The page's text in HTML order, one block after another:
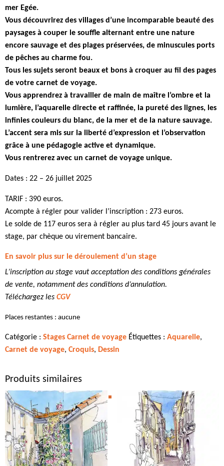
mer Egée.
Vous découvrirez des villages d’une incomparable beauté des
paysages à couper le souffle alternant entre une nature
encore sauvage et des plages préservées, de minuscules ports
de pêches au charme fou.
Tous les sujets seront beaux et bons à croquer au fil des pages
de votre carnet de voyage.
Vous apprendrez à travailler de main de maître l’ombre et la
lumière, l’aquarelle directe et raffinée, la pureté des lignes, les
infinies couleurs du blanc, de la mer et de la nature sauvage.
L’accent sera mis sur la liberté d’expression et l’observation
grâce à une pédagogie active et dynamique.
Vous rentrerez avec un carnet de voyage unique.
Dates : 22 – 26 juillet 2025
TARIF : 390 euros.
Acompte à régler pour valider l’inscription : 273 euros.
Le solde de 117 euros sera à régler au plus tard 45 jours avant le
stage, par chèque ou virement bancaire.
En savoir plus sur le déroulement d’un stage
L’inscription au stage vaut acceptation des conditions générales
de vente, notamment des conditions d’annulation.
Téléchargez les CGV
Places restantes : aucune
Catégorie : Stages Carnet de voyage Étiquettes : Aquarelle,
Carnet de voyage, Croquis, Dessin
Produits similaires